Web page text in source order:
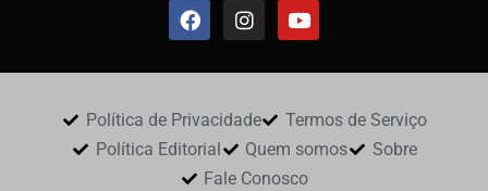
Política de Privacidade
Termos de Serviço
Política Editorial
Quem somos
Sobre
Fale Conosco